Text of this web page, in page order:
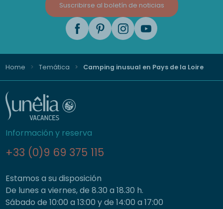
Suscribirse al boletín de noticias
Home Temática Camping inusual en Pays de la Loire
Información y reserva
+33 (0)9 69 375 115
Estamos a su disposición
De lunes a viernes, de 8.30 a 18.30 h.
Sábado de 10:00 a 13:00 y de 14:00 a 17:00